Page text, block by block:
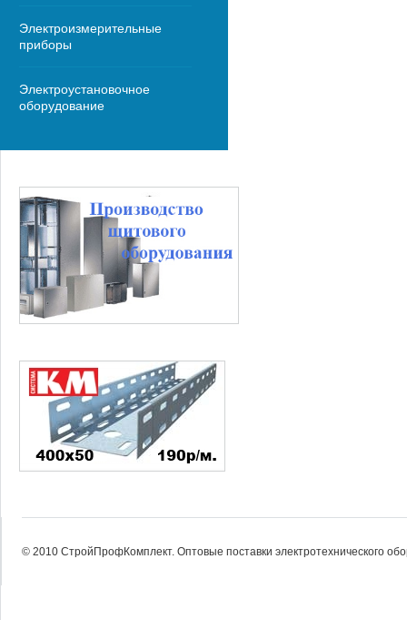
Электроизмерительные
приборы
Электроустановочное
оборудование
© 2010 СтройПрофКомплект. Оптовые поставки электротехнического